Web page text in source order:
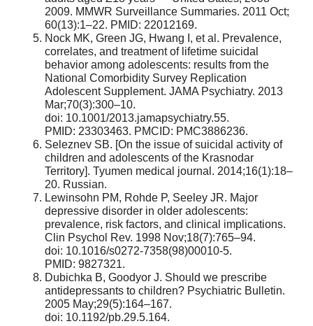
2009. MMWR Surveillance Summaries. 2011 Oct;
60(13):1–22. PMID: 22012169.
Nock MK, Green JG, Hwang I, et al. Prevalence,
correlates, and treatment of lifetime suicidal
behavior among adolescents: results from the
National Comorbidity Survey Replication
Adolescent Supplement. JAMA Psychiatry. 2013
Mar;70(3):300–10.
doi: 10.1001/2013.jamapsychiatry.55.
PMID: 23303463. PMCID: PMC3886236.
Seleznev SB. [On the issue of suicidal activity of
children and adolescents of the Krasnodar
Territory]. Tyumen medical journal. 2014;16(1):18–
20. Russian.
Lewinsohn PM, Rohde P, Seeley JR. Major
depressive disorder in older adolescents:
prevalence, risk factors, and clinical implications.
Clin Psychol Rev. 1998 Nov;18(7):765–94.
doi: 10.1016/s0272-7358(98)00010-5.
PMID: 9827321.
Dubichka B, Goodyor J. Should we prescribe
antidepressants to children? Psychiatric Bulletin.
2005 May;29(5):164–167.
doi: 10.1192/pb.29.5.164.